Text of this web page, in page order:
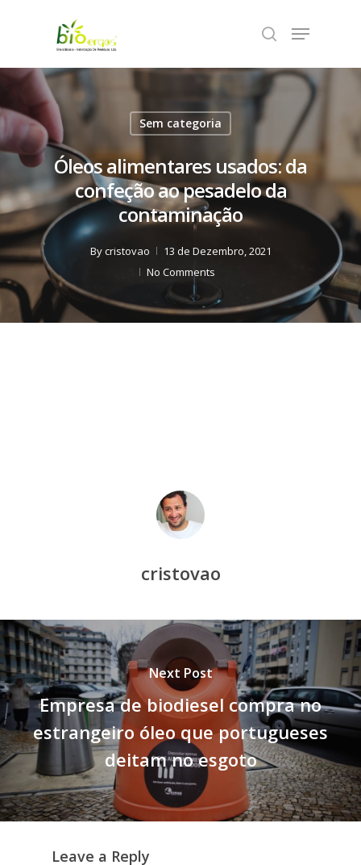
content
search
Menu
Sem categoria
Óleos alimentares usados: da
confeção ao pesadelo da
contaminação
Bycristovao
13 de Dezembro, 2021
No Comments
cristovao
Next Post
Empresa de biodiesel compra no
estrangeiro óleo que portugueses
deitam no esgoto
Leave a Reply
Menu